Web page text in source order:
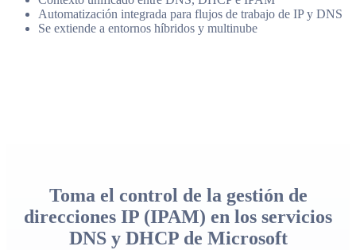
Automatización integrada para flujos de trabajo de IP y DNS
Se extiende a entornos híbridos y multinube
Toma el control de la gestión de
direcciones IP (IPAM) en los servicios
DNS y DHCP de Microsoft